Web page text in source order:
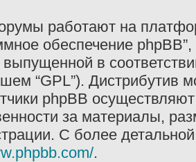
работают на
обеспечение
выпущенной в
“GPL”). Дистрибутив
phpBB
за материалы,
С более
.